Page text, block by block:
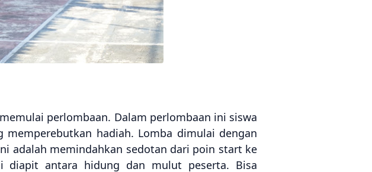
perlombaan. Dalam perlombaan ini siswa
hadiah. Lomba dimulai dengan
adalah memindahkan sedotan dari poin start ke
diapit antara hidung dan mulut peserta. Bisa